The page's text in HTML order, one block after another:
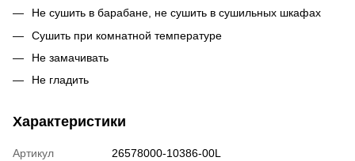
Не сушить в барабане, не сушить в сушильных шкафах
Сушить при комнатной температуре
Не замачивать
Не гладить
Характеристики
Артикул
26578000-10386-00L